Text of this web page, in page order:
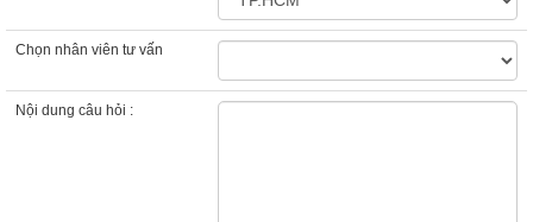
Chọn nhân viên tư vấn
Nội dung câu hỏi :